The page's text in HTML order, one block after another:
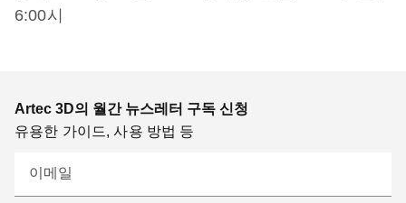
6:00시
Artec 3D의 월간 뉴스레터 구독 신청
유용한 가이드, 사용 방법 등
이메일